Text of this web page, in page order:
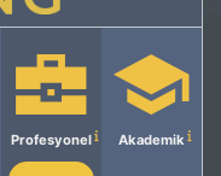
Profesyonel Akademik